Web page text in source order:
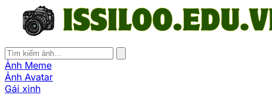
Ảnh Meme
Ảnh Avatar
Gái xinh